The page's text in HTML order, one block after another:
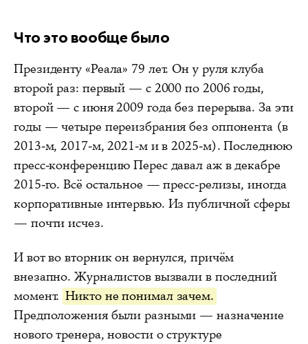
Что это вообще было
Президенту «Реала» 79 лет. Он у руля клуба
второй раз: первый — с 2000 по 2006 годы,
второй — с июня 2009 года без перерыва. За эти
годы — четыре переизбрания без оппонента (в
2013-м, 2017-м, 2021-м и в 2025-м). Последнюю
пресс-конференцию Перес давал аж в декабре
2015-го. Всё остальное — пресс-релизы, иногда
корпоративные интервью. Из публичной сферы
— почти исчез.
И вот во вторник он вернулся, причём
внезапно. Журналистов вызвали в последний
момент. Никто не понимал зачем.
Предположения были разными — назначение
нового тренера, новости о структуре